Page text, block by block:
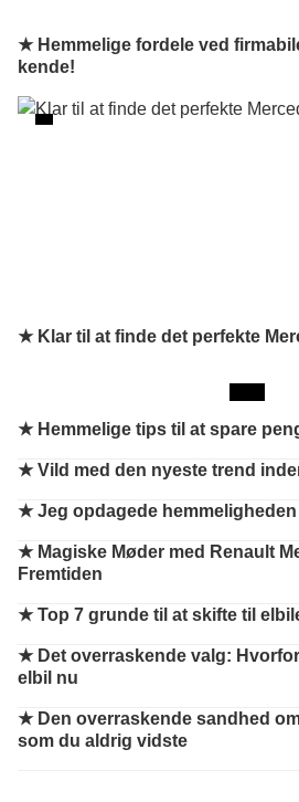
★ Hemmelige fordele ved
kende!
★ Klar til at finde det perfekte
★ Hemmelige tips til at spare
★Vild med den nyeste trend
★Jeg opdagede
★ Magiske Møder med Renault
Fremtiden
★Top 7 grunde til at skifte til
★ Det overraskende valg:
elbil nu
★ Den overraskende sandhed
som du aldrig vidste